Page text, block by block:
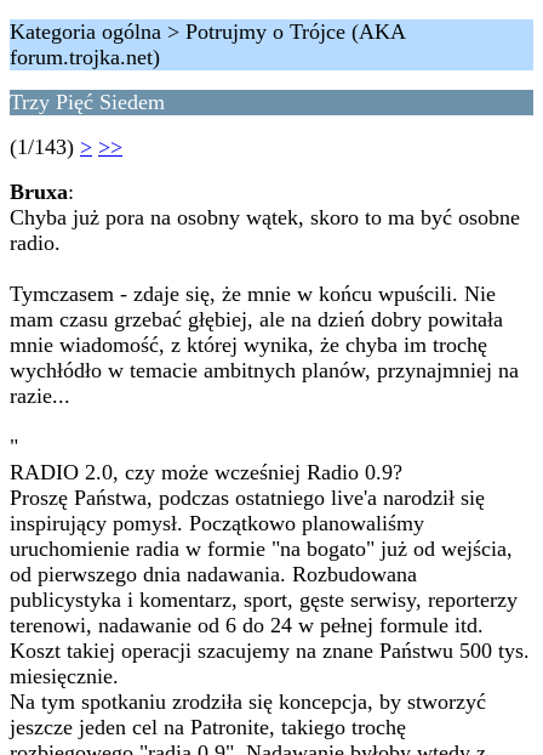
Kategoria ogólna > Potrujmy o Trójce (AKA
forum.trojka.net)
Trzy Pięć Siedem
(1/143) > >>
Bruxa:
Chyba już pora na osobny wątek, skoro to ma być osobne
radio.
Tymczasem - zdaje się, że mnie w końcu wpuścili. Nie
mam czasu grzebać głębiej, ale na dzień dobry powitała
mnie wiadomość, z której wynika, że chyba im trochę
wychłódło w temacie ambitnych planów, przynajmniej na
razie...
"
RADIO 2.0, czy może wcześniej Radio 0.9?
Proszę Państwa, podczas ostatniego live'a narodził się
inspirujący pomysł. Początkowo planowaliśmy
uruchomienie radia w formie "na bogato" już od wejścia,
od pierwszego dnia nadawania. Rozbudowana
publicystyka i komentarz, sport, gęste serwisy, reporterzy
terenowi, nadawanie od 6 do 24 w pełnej formule itd.
Koszt takiej operacji szacujemy na znane Państwu 500 tys.
miesięcznie.
Na tym spotkaniu zrodziła się koncepcja, by stworzyć
jeszcze jeden cel na Patronite, takiego trochę